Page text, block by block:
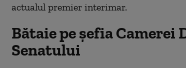
actualul premier interimar.
Bătaie pe șefia Camerei
Senatului